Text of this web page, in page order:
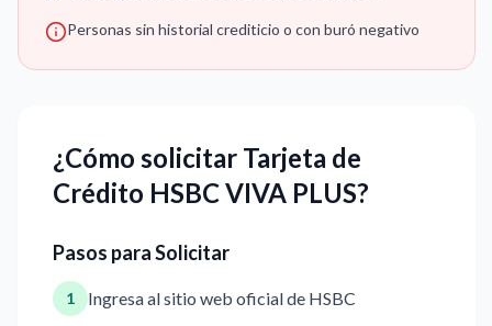
Personas sin historial crediticio o con buró negativo
¿Cómo solicitar Tarjeta de
Crédito HSBC VIVA PLUS?
Pasos para Solicitar
1 Ingresa al sitio web oficial de HSBC